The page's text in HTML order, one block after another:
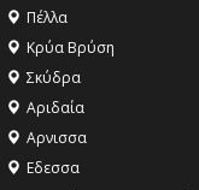
Πέλλα
Κρύα Βρύση
Σκύδρα
Αριδαία
Aρνισσα
Eδεσσα